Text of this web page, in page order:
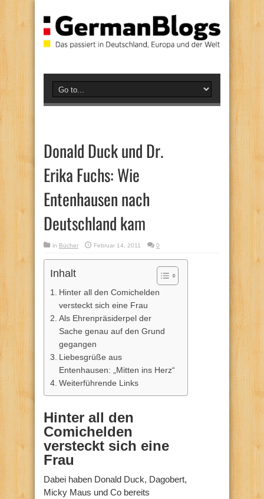
Donald Duck und Dr.
Erika Fuchs: Wie
Entenhausen nach
Deutschland kam
in Bücher Februar 14, 2011 0
Inhalt
Hinter all den Comichelden
versteckt sich eine Frau
Als Ehrenpräsiderpel der
Sache genau auf den Grund
gegangen
Liebesgrüße aus
Entenhausen: „Mitten ins Herz“
Weiterführende Links
Hinter all den
Comichelden
versteckt sich eine
Frau
Dabei haben Donald Duck, Dagobert,
Micky Maus und Co bereits